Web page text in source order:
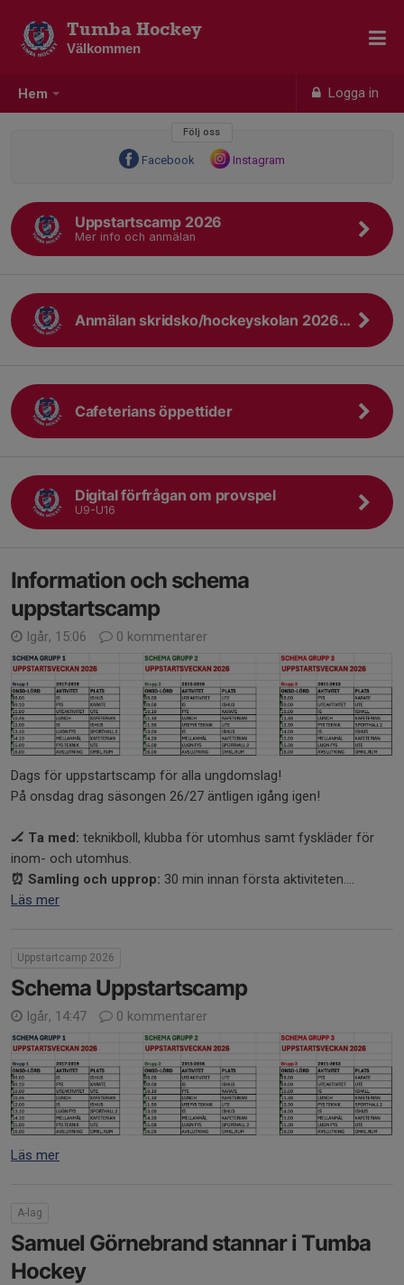
Hem Logga in
Tumba Hockey
Välkommen
Följ oss
Facebook Instagram
Uppstartscamp 2026
Mer info och anmälan
Anmälan skridsko/hockeyskolan 2026-27
Cafeterians öppettider
Digital förfrågan om provspel
U9-U16
Information och schema
uppstartscamp
Igår, 15:06 0 kommentarer
Dags för uppstartscamp för alla ungdomslag!
På onsdag drag säsongen 26/27 äntligen igång igen!
🏒 Ta med: teknikboll, klubba för utomhus samt fyskläder för
inom- och utomhus.
⏰ Samling och upprop: 30 min innan första aktiviteten....
Läs mer
Uppstartcamp 2026
Schema Uppstartscamp
Igår, 14:47 0 kommentarer
Läs mer
A-lag
Samuel Görnebrand stannar i Tumba
Hockey